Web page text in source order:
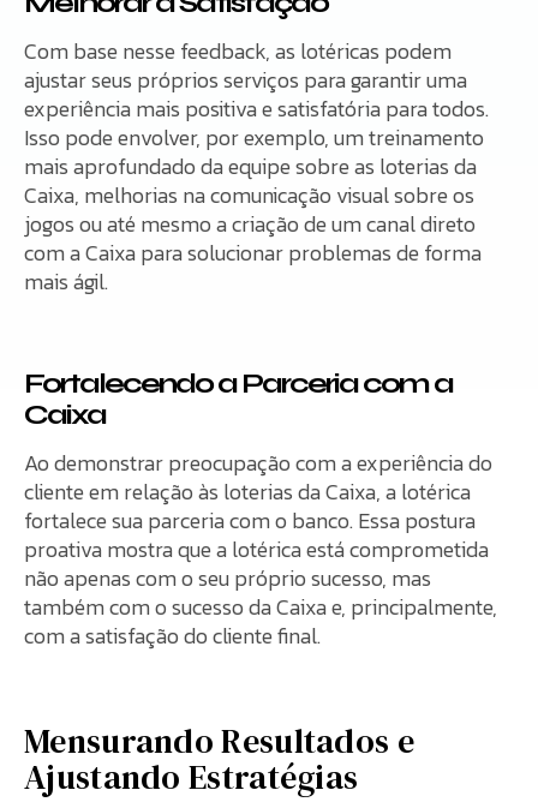
Com base nesse feedback, as lotéricas podem
ajustar seus próprios serviços para garantir uma
experiência mais positiva e satisfatória para todos.
Isso pode envolver, por exemplo, um treinamento
mais aprofundado da equipe sobre as loterias da
Caixa, melhorias na comunicação visual sobre os
jogos ou até mesmo a criação de um canal direto
com a Caixa para solucionar problemas de forma
mais ágil.
Fortalecendo a Parceria com a
Caixa
Ao demonstrar preocupação com a experiência do
cliente em relação às loterias da Caixa, a lotérica
fortalece sua parceria com o banco. Essa postura
proativa mostra que a lotérica está comprometida
não apenas com o seu próprio sucesso, mas
também com o sucesso da Caixa e, principalmente,
com a satisfação do cliente final.
Mensurando Resultados e
Ajustando Estratégias